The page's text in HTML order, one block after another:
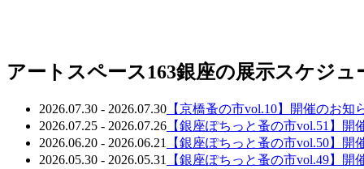
アートスペース163銀座の展示スケジュ
2026.07.30 - 2026.07.30 【京橋蚤の市vol.10】開催のお知
2026.07.25 - 2026.07.26 【銀座ぽちっと蚤の市vol.51】開
2026.06.20 - 2026.06.21
【銀座ぽちっと蚤の市vol.50】開
2026.05.30 - 2026.05.31
【銀座ぽちっと蚤の市vol.49】開